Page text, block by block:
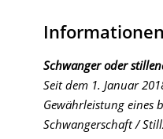
Schwanger oder
Seit dem 1. Januar
Gewährleistung eines
Schwangerschaft /